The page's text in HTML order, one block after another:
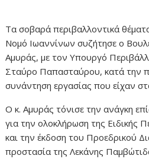
Τα σοβαρά περιβαλλοντικά
Νομό Ιωαννίνων συζήτησε ο
Αμυράς, με τον Υπουργό
Σταύρο Παπασταύρου, κατά την
συνάντηση εργασίας που είχαν
Ο κ. Αμυράς τόνισε την ανάγκη
για την ολοκλήρωση της Ειδικής
και την έκδοση του Προεδρικού
προστασία της Λεκάνης